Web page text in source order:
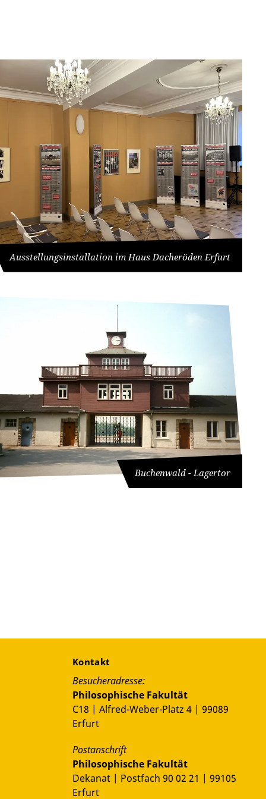
Ausstellungsinstallation im Haus Dacheröden Erfurt
Buchenwald - Lagertor
Kontakt
Besucheradresse:
Philosophische Fakultät
C18 | Alfred-Weber-Platz 4 | 99089
Erfurt
Postanschrift
Philosophische Fakultät
Dekanat | Postfach 90 02 21 | 99105
Erfurt